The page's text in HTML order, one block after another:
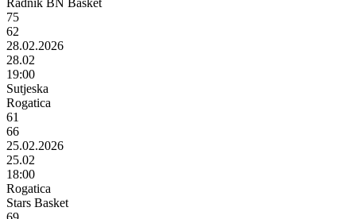
75
62
28.02.2026
28.02
19:00
Sutjeska
Rogatica
61
66
25.02.2026
25.02
18:00
Rogatica
Stars Basket